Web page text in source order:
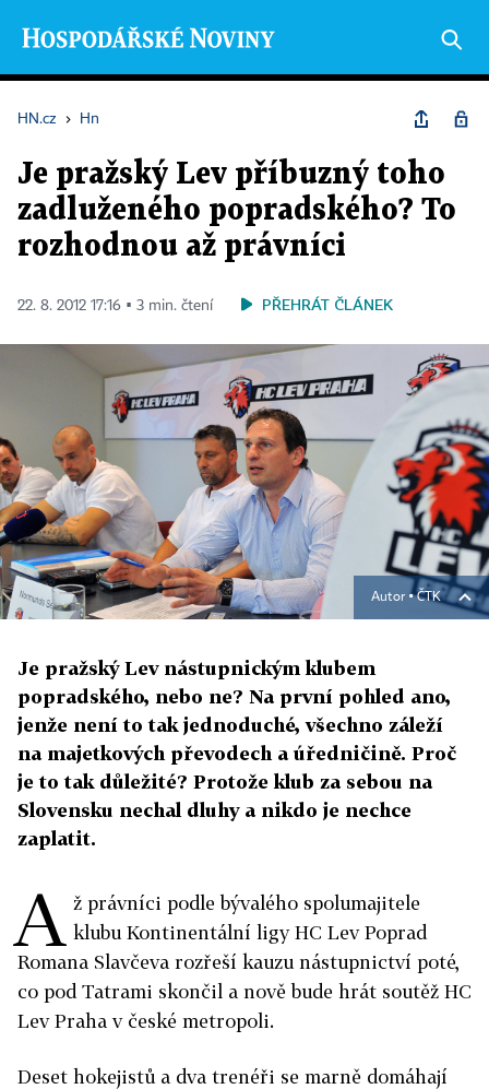
HN.cz › Hn
Je pražský Lev příbuzný toho
zadluženého popradského? To
rozhodnou až právníci
22. 8. 2012 17:16 ▪ 3 min. čtení PŘEHRÁT ČLÁNEK
Autor ▪ČTK
Je pražský Lev nástupnickým klubem
popradského, nebo ne? Na první pohled ano,
jenže není to tak jednoduché, všechno záleží
na majetkových převodech a úředničině. Proč
je to tak důležité? Protože klub za sebou na
Slovensku nechal dluhy a nikdo je nechce
zaplatit.
A ž právníci podle bývalého spolumajitele
klubu Kontinentální ligy HC Lev Poprad
Romana Slavčeva rozřeší kauzu nástupnictví poté,
co pod Tatrami skončil a nově bude hrát soutěž HC
Lev Praha v české metropoli.
Deset hokejistů a dva trenéři se marně domáhají